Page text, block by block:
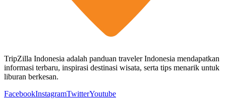
TripZilla Indonesia adalah panduan traveler Indonesia mendapatkan
informasi terbaru, inspirasi destinasi wisata, serta tips menarik untuk
liburan berkesan.
FacebookInstagramTwitterYoutube